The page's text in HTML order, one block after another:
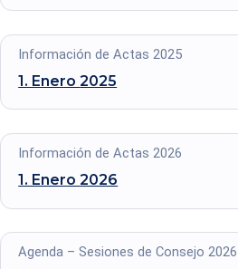
Información de Actas 2025
1. Enero2025
Información de Actas 2026
1. Enero2026
Agenda – Sesiones de Consejo 2026